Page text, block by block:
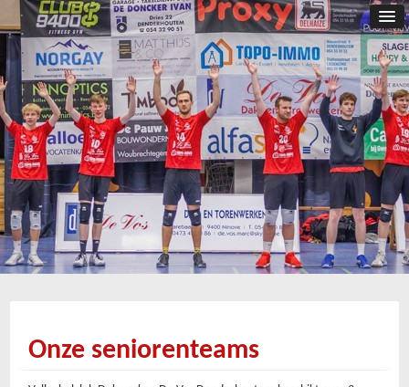
Onze seniorenteams